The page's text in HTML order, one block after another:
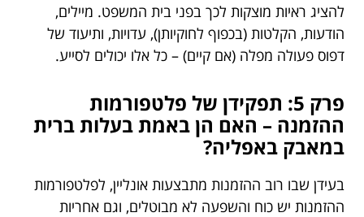
להציג ראיות מוצקות לכך בפני בית המשפט. מיילים,
הודעות, הקלטות (בכפוף לחוקיותן), עדויות, ותיעוד של
דפוס פעולה מפלה (אם קיים) – כל אלו יכולים לסייע.
פרק 5: תפקידן של פלטפורמות
ההזמנה – האם הן באמת בעלות ברית
במאבק באפליה?
בעידן שבו רוב ההזמנות מתבצעות אונליין, לפלטפורמות
ההזמנות יש כוח והשפעה לא מבוטלים, וגם אחריות